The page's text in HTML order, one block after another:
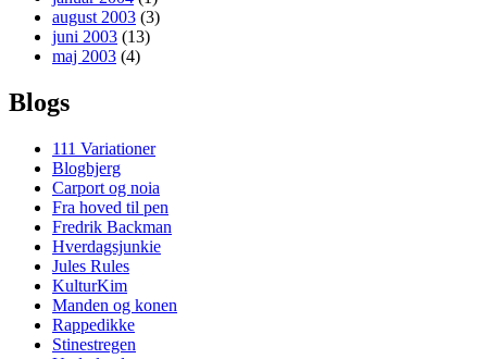
august 2003 (3)
juni 2003 (13)
maj 2003 (4)
Blogs
111 Variationer
Blogbjerg
Carport og noia
Fra hoved til pen
Fredrik Backman
Hverdagsjunkie
Jules Rules
KulturKim
Manden og konen
Rappedikke
Stinestregen